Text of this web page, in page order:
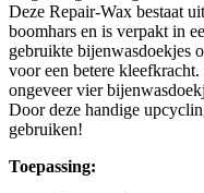
Deze Repair-Wax bestaat
boomhars en is verpakt in
gebruikte bijenwasdoekjes
voor een betere
ongeveer vier
Door deze handige
gebruiken!
Toepassing: